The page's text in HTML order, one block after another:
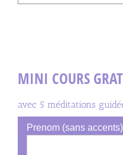
MINI COURS
avec 5 méditations
Prenom (sans accents)